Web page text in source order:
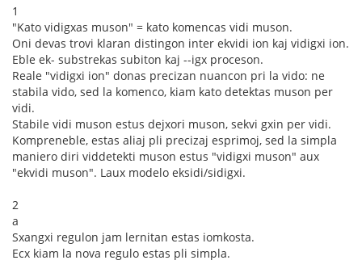
1
"Kato vidigxas muson" = kato komencas vidi muson.
Oni devas trovi klaran distingon inter ekvidi ion kaj vidigxi ion.
Eble ek- substrekas subiton kaj --igx proceson.
Reale "vidigxi ion" donas precizan nuancon pri la vido: ne
stabila vido, sed la komenco, kiam kato detektas muson per
vidi.
Stabile vidi muson estus dejxori muson, sekvi gxin per vidi.
Kompreneble, estas aliaj pli precizaj esprimoj, sed la simpla
maniero diri viddetekti muson estus "vidigxi muson" aux
"ekvidi muson". Laux modelo eksidi/sidigxi.
2
a
Sxangxi regulon jam lernitan estas iomkosta.
Ecx kiam la nova regulo estas pli simpla.